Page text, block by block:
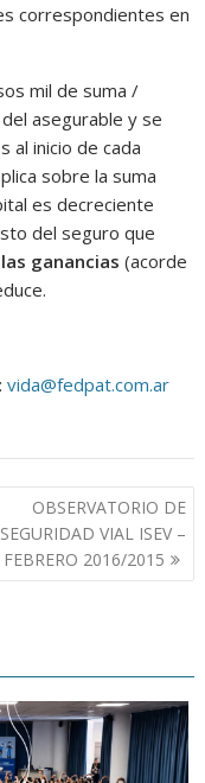
correspondientes en
mil de suma /
asegurable y se
al inicio de cada
sobre la suma
es decreciente
del seguro que
ganancias (acorde
vida@fedpat.com.ar
OBSERVATORIO DE
SEGURIDAD VIAL ISEV –
FEBRERO 2016/2015